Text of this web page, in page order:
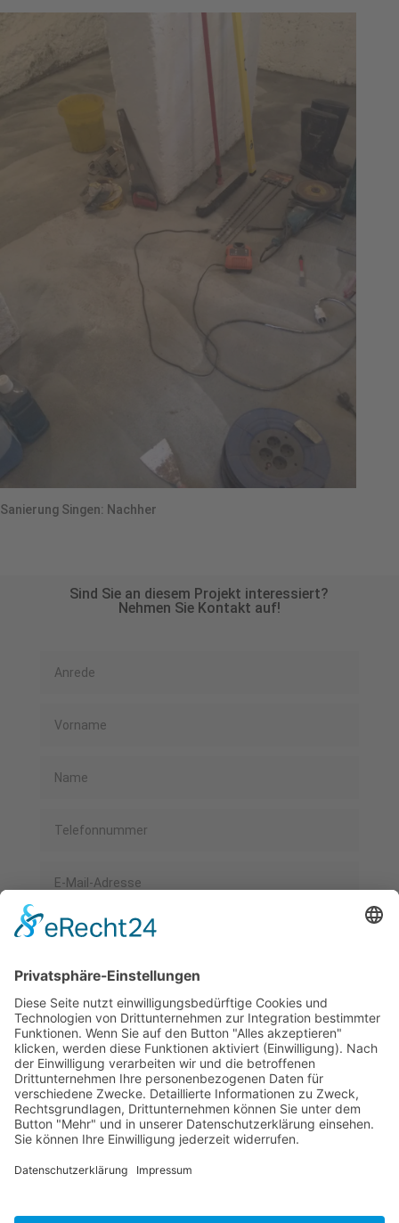
Sanierung Singen: Nachher
Sind Sie an diesem Projekt interessiert?
Nehmen Sie Kontakt auf!
Datenschutzerklärung: Kenntnisnahme
Bestätigt
Datenschutzerklärung: Zustimmung